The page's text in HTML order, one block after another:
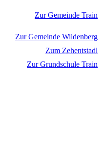
Zur Gemeinde Train
Zur Gemeinde Wildenberg
Zum Zehentstadl
Zur Grundschule Train